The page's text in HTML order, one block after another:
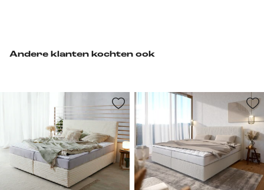
Andere klanten kochten ook